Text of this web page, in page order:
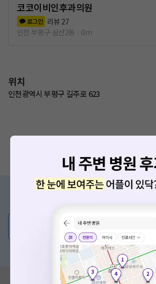
코코이비인후과의원
로그인 리뷰 27
인천 부평구 삼산2동
0m
위치
인천광역시 부평구 길주로 623
💬 무엇이든 물어보세요
혹은, 의료상담 서비스에 다양한 게시글
혹시 잘못된 병원정보가 있나요?